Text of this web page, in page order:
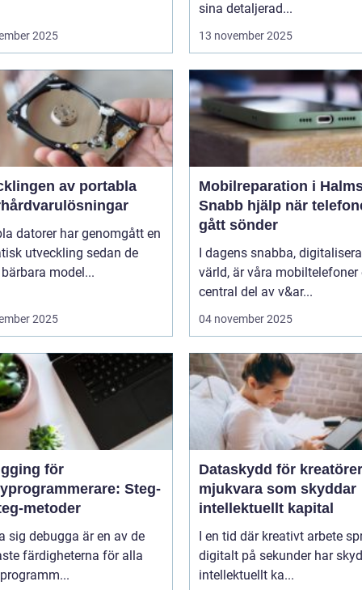
2025
sina detaljerad...
13 november 2025
av portabla
datorer har genomgått en
utveckling sedan de
model...
2025
Mobilreparation i
Snabb hjälp när
gått sönder
I dagens snabba,
värld, är våra mobiltelefoner
central del av v&ar...
04 november 2025
för
Steg-
metoder
sig debugga är en av de
färdigheterna för alla
Dataskydd för
mjukvara som skyddar
intellektuellt kapital
I en tid där kreativt arbete
digitalt på sekunder har
intellektuellt ka...